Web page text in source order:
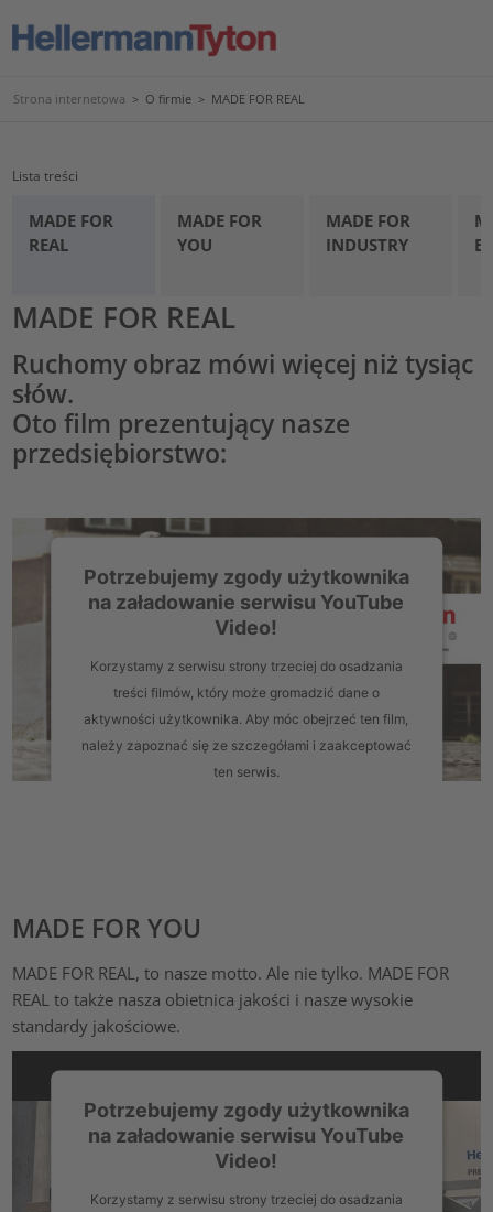
Strona internetowa > O firmie > MADE FOR REAL
Lista treści
MADE FOR
REAL
MADE FOR
YOU
MADE FOR
INDUSTRY
MADE FOR REAL
Ruchomy obraz mówi więcej niż tysiąc
słów.
Oto film prezentujący nasze
przedsiębiorstwo:
Potrzebujemy zgody użytkownika
na załadowanie serwisu YouTube
Video!
Korzystamy z serwisu strony trzeciej do osadzania
treści filmów, który może gromadzić dane o
aktywności użytkownika. Aby móc obejrzeć ten film,
należy zapoznać się ze szczegółami i zaakceptować
ten serwis.
powered byUsercentrics Consent Management Platform
MADE FOR YOU
MADE FOR REAL, to nasze motto. Ale nie tylko. MADE FOR
REAL to także nasza obietnica jakości i nasze wysokie
standardy jakościowe.
Potrzebujemy zgody użytkownika
na załadowanie serwisu YouTube
Video!
Korzystamy z serwisu strony trzeciej do osadzania